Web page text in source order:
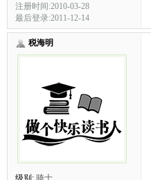
注册时间:2010-03-28
最后登录:2011-12-14
税海明